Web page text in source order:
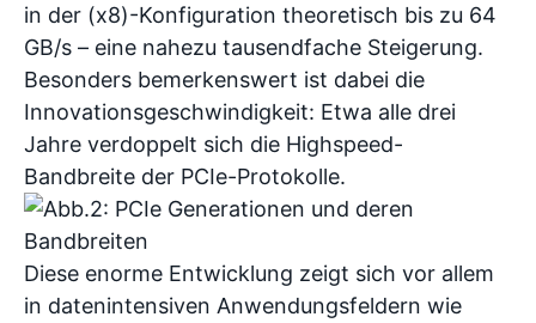
in der (x8)-Konfiguration theoretisch bis zu 64
GB/s – eine nahezu tausendfache Steigerung.
Besonders bemerkenswert ist dabei die
Innovationsgeschwindigkeit: Etwa alle drei
Jahre verdoppelt sich die Highspeed-
Bandbreite der PCIe-Protokolle.
Diese enorme Entwicklung zeigt sich vor allem
in datenintensiven Anwendungsfeldern wie